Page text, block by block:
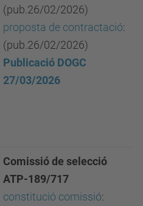
(pub.26/02/2026)
proposta de contractació:
(pub.26/02/2026)
Publicació DOGC
27/03/2026
Comissió de selecció
ATP-189/717
constitució comissió: